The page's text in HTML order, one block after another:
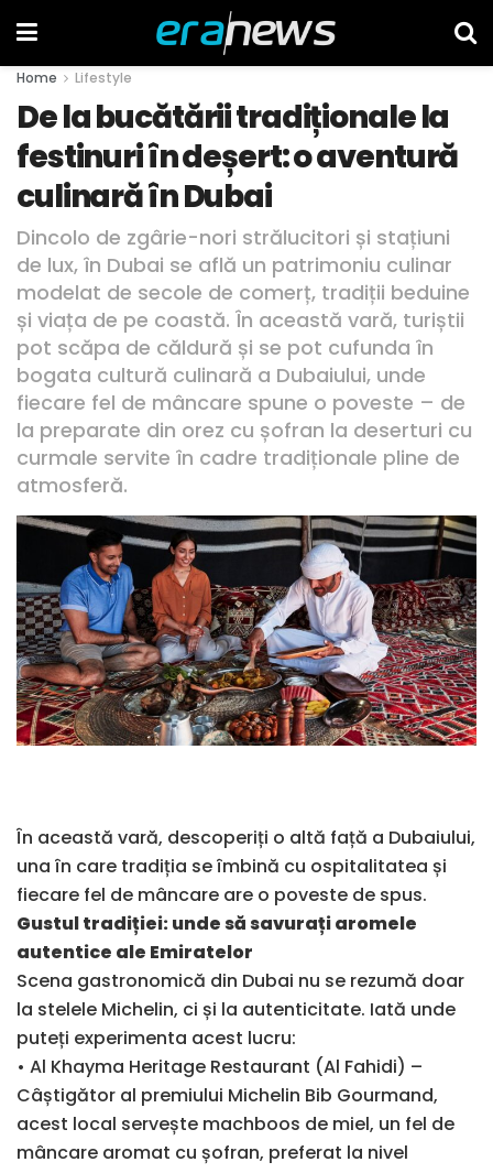
Home Lifestyle
De la bucătării tradiționale la
festinuri în deșert: o aventură
culinară în Dubai
Dincolo de zgârie-nori strălucitori și stațiuni
de lux, în Dubai se află un patrimoniu culinar
modelat de secole de comerț, tradiții beduine
și viața de pe coastă. În această vară, turiștii
pot scăpa de căldură și se pot cufunda în
bogata cultură culinară a Dubaiului, unde
fiecare fel de mâncare spune o poveste – de
la preparate din orez cu șofran la deserturi cu
curmale servite în cadre tradiționale pline de
atmosferă.
În această vară, descoperiți o altă față a Dubaiului,
una în care tradiția se îmbină cu ospitalitatea și
fiecare fel de mâncare are o poveste de spus.
Gustul tradiției: unde să savurați aromele
autentice ale Emiratelor
Scena gastronomică din Dubai nu se rezumă doar
la stelele Michelin, ci și la autenticitate. Iată unde
puteți experimenta acest lucru:
• Al Khayma Heritage Restaurant (Al Fahidi) –
Câștigător al premiului Michelin Bib Gourmand,
acest local servește machboos de miel, un fel de
mâncare aromat cu șofran, preferat la nivel